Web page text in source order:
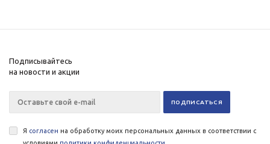
Подписывайтесь
на новости и акции
Я согласен на обработку моих персональных данных в соответствии с